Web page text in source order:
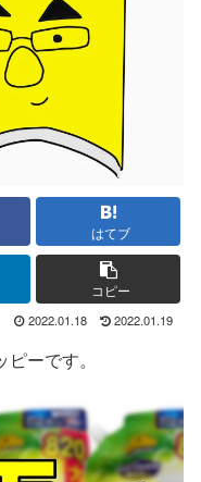
はてブ
コピー
2022.01.18 2022.01.19
ーです。